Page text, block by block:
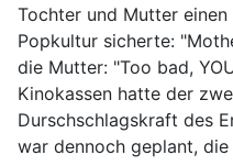
Tochter und Mutter
Popkultur sicherte:
die Mutter: "Too bad,
Kinokassen hatte der
Durschschlagskraft des
war dennoch geplant,